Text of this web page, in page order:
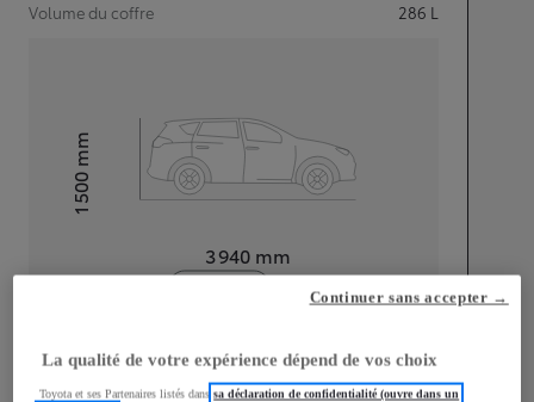
Volume du coffre
286 L
3 940 mm
Hauteur1 500
mm
La qualité de votre expérience dépend de vos choix
Toyota et ses Partenaires listés danssa déclaration de confidentialité (ouvre dans un
Continuer sans accepter →